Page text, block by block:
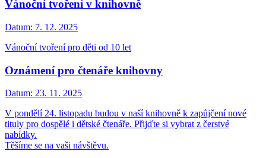
Vánoční tvoření v knihovně
Datum: 7. 12. 2025
Vánoční tvoření pro děti od 10 let
Oznámení pro čtenáře knihovny
Datum: 23. 11. 2025
V pondělí 24. listopadu budou v naší knihovně k zapůjčení nové
tituly pro dospělé i dětské čtenáře. Přijďte si vybrat z čerstvé
nabídky.
Těšíme se na vaši návštěvu.